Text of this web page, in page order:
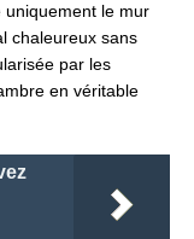
uniquement le mur
chaleureux sans
par les
en véritable